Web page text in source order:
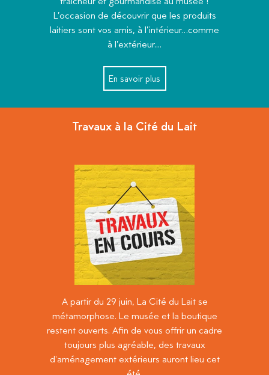
L’occasion de découvrir que les produits
laitiers sont vos amis, à l’intérieur…comme
à l’extérieur....
En savoir plus
Travaux à la Cité du Lait
A partir du 29 juin, La Cité du Lait se
métamorphose. Le musée et la boutique
restent ouverts. Afin de vous offrir un cadre
toujours plus agréable, des travaux
d'aménagement extérieurs auront lieu cet